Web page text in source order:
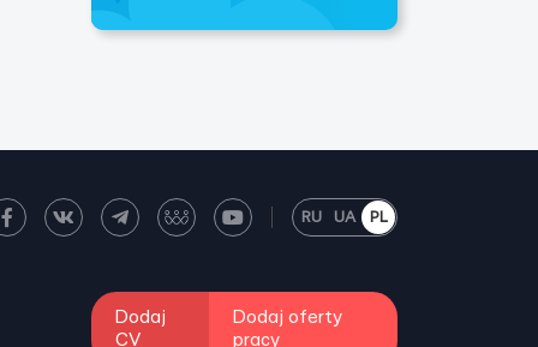
RU UA PL
Dodaj
CV
Dodaj oferty
pracy